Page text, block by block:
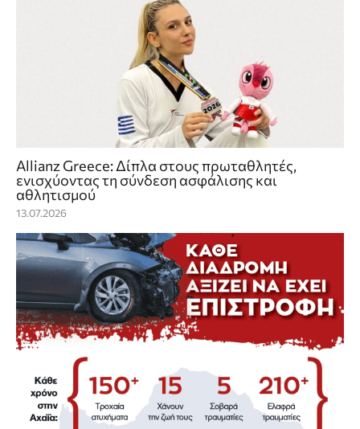
Allianz Greece: Δίπλα στους πρωταθλητές,
ενισχύοντας τη σύνδεση ασφάλισης και
αθλητισμού
13.07.2026